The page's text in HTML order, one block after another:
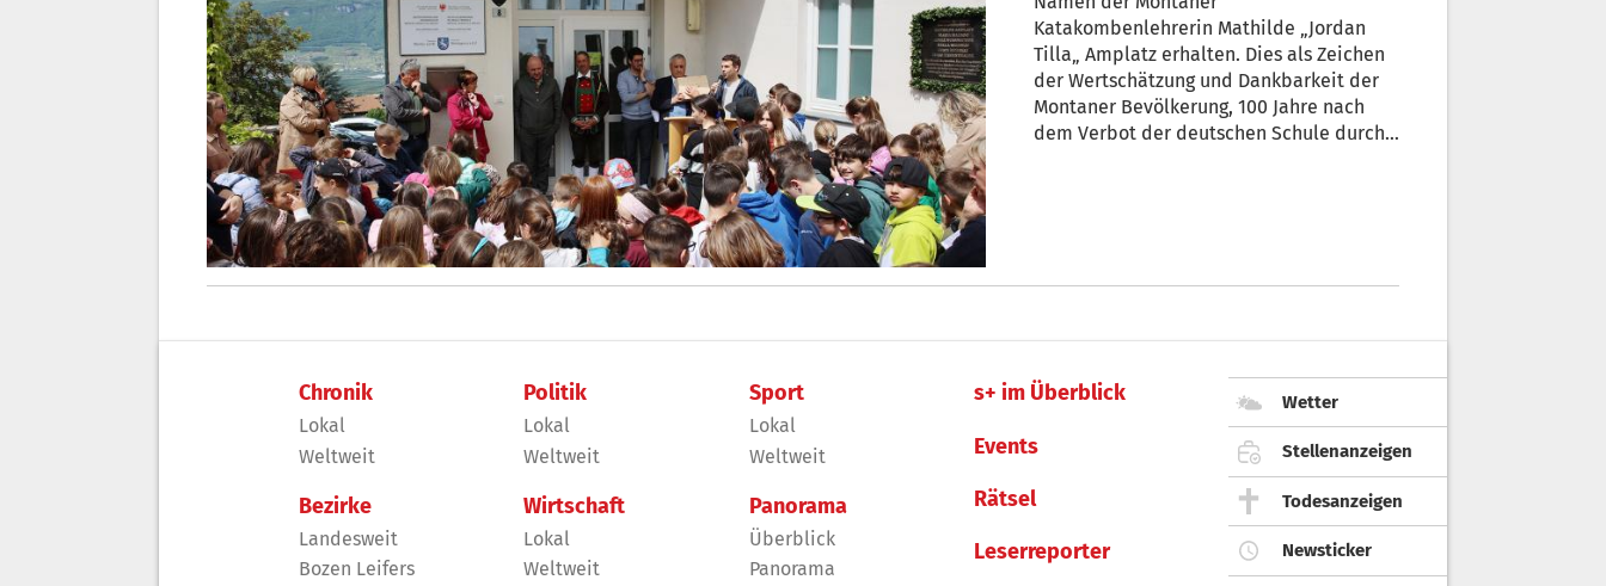
Katakombenlehrerin Mathilde „Jordan
Tilla„ Amplatz erhalten. Dies als Zeichen
der Wertschätzung und Dankbarkeit der
Montaner Bevölkerung, 100 Jahre nach
dem Verbot der deutschen Schule durch
Chronik
Lokal
Weltweit
Bezirke
Landesweit
Bozen Leifers
Politik
Lokal
Weltweit
Wirtschaft
Lokal
Weltweit
Sport
Lokal
Weltweit
Panorama
Überblick
Panorama
s+ im Überblick
Events
Rätsel
Leserreporter
Wetter
Stellenanzeigen
Todesanzeigen
Newsticker